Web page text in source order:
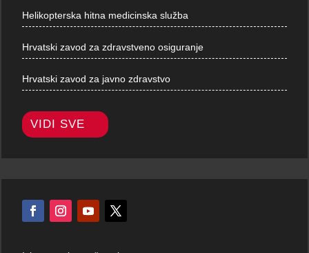
Helikopterska hitna medicinska služba
Hrvatski zavod za zdravstveno osiguranje
Hrvatski zavod za javno zdravstvo
VIDI SVE